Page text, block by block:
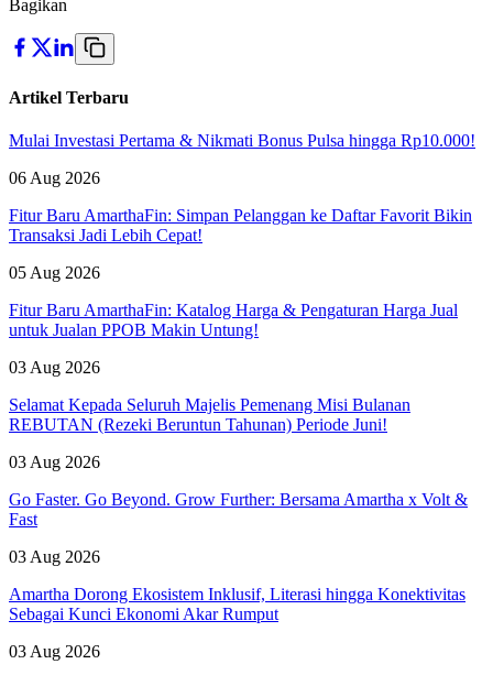
Bagikan
Artikel Terbaru
Mulai Investasi Pertama & Nikmati Bonus Pulsa hingga Rp10.000!
06 Aug 2026
Fitur Baru AmarthaFin: Simpan Pelanggan ke Daftar Favorit Bikin
Transaksi Jadi Lebih Cepat!
05 Aug 2026
Fitur Baru AmarthaFin: Katalog Harga & Pengaturan Harga Jual
untuk Jualan PPOB Makin Untung!
03 Aug 2026
Selamat Kepada Seluruh Majelis Pemenang Misi Bulanan
REBUTAN (Rezeki Beruntun Tahunan) Periode Juni!
03 Aug 2026
Go Faster. Go Beyond. Grow Further: Bersama Amartha x Volt &
Fast
03 Aug 2026
Amartha Dorong Ekosistem Inklusif, Literasi hingga Konektivitas
Sebagai Kunci Ekonomi Akar Rumput
03 Aug 2026